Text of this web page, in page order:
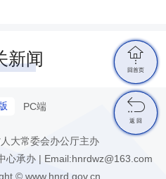
新闻
PC端
大常委会办公厅主办
心承办 | Email:hnrdwz@163.com
© www.hnrd.gov.cn

回首页

返 回